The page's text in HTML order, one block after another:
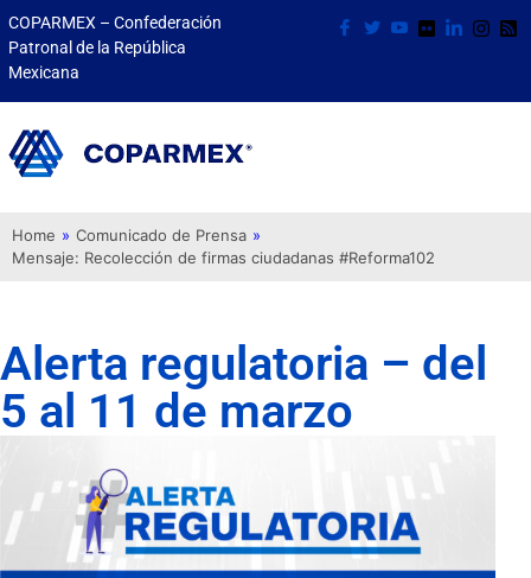
COPARMEX – Confederación
Patronal de la República
Mexicana
Home » Comunicado de Prensa »
Mensaje: Recolección de firmas ciudadanas #Reforma102
Alerta regulatoria – del
5 al 11 de marzo